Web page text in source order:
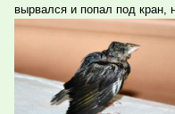
вырвался и попал под кран,